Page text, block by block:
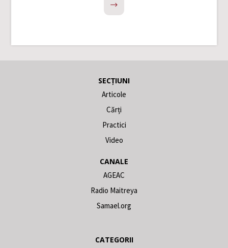
SECȚIUNI
Articole
Cărți
Practici
Video
CANALE
AGEAC
Radio Maitreya
Samael.org
CATEGORII